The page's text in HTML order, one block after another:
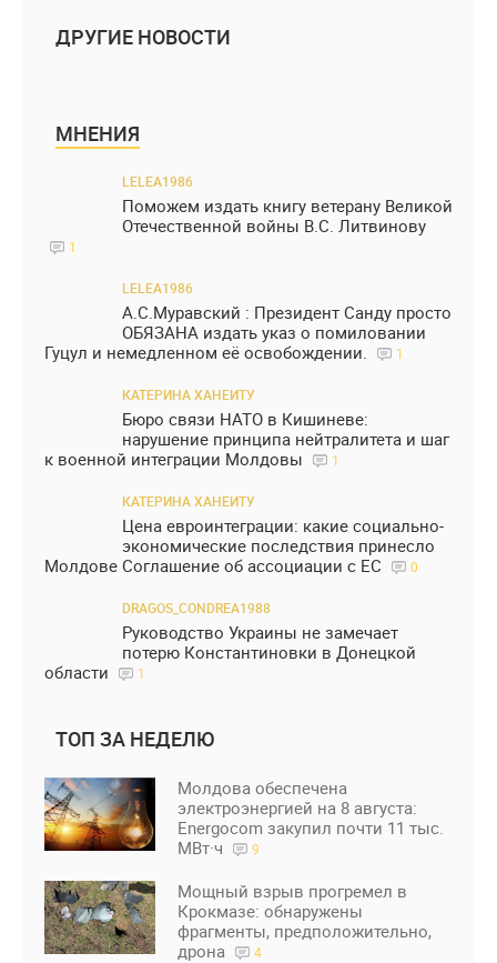
ДРУГИЕ НОВОСТИ
МНЕНИЯ
LELEA1986
Поможем издать книгу ветерану Великой
Отечественной войны В.С. Литвинову
1
LELEA1986
А.С.Муравский : Президент Санду просто
ОБЯЗАНА издать указ о помиловании
Гуцул и немедленном её освобождении.
1
КАТЕРИНА ХАНЕИТУ
Бюро связи НАТО в Кишиневе:
нарушение принципа нейтралитета и шаг
к военной интеграции Молдовы
1
КАТЕРИНА ХАНЕИТУ
Цена евроинтеграции: какие социально-
экономические последствия принесло
Молдове Соглашение об ассоциации с ЕС
0
DRAGOS_CONDREA1988
Руководство Украины не замечает
потерю Константиновки в Донецкой
области
1
ТОП ЗА НЕДЕЛЮ
Молдова обеспечена
электроэнергией на 8 августа:
Energocom закупил почти 11 тыс.
МВт·ч
9
Мощный взрыв прогремел в
Крокмазе: обнаружены
фрагменты, предположительно,
дрона
4